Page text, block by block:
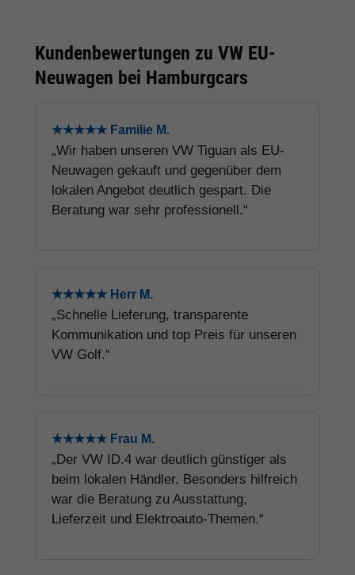
Kundenbewertungen zu VW EU-
Neuwagen bei Hamburgcars
★★★★★ Familie M.
„Wir haben unseren VW Tiguan als EU-
Neuwagen gekauft und gegenüber dem
lokalen Angebot deutlich gespart. Die
Beratung war sehr professionell.“
★★★★★ Herr M.
„Schnelle Lieferung, transparente
Kommunikation und top Preis für unseren
VW Golf.“
★★★★★ Frau M.
„Der VW ID.4 war deutlich günstiger als
beim lokalen Händler. Besonders hilfreich
war die Beratung zu Ausstattung,
Lieferzeit und Elektroauto-Themen.“